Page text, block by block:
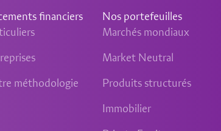
financiers
méthodologie
Nos portefeuilles
Marchés mondiaux
Market Neutral
Produits structurés
Immobilier